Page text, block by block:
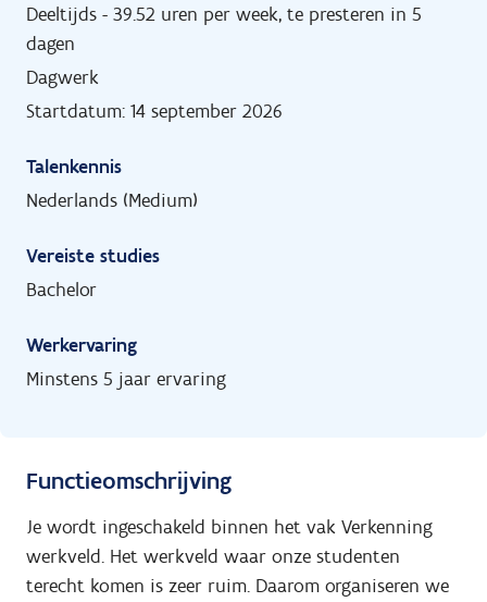
Deeltijds - 39.52 uren per week, te presteren in 5
dagen
Dagwerk
Startdatum: 14 september 2026
Talenkennis
Nederlands (Medium)
Vereiste studies
Bachelor
Werkervaring
Minstens 5 jaar ervaring
Functieomschrijving
Je wordt ingeschakeld binnen het vak Verkenning
werkveld. Het werkveld waar onze studenten
terecht komen is zeer ruim. Daarom organiseren we